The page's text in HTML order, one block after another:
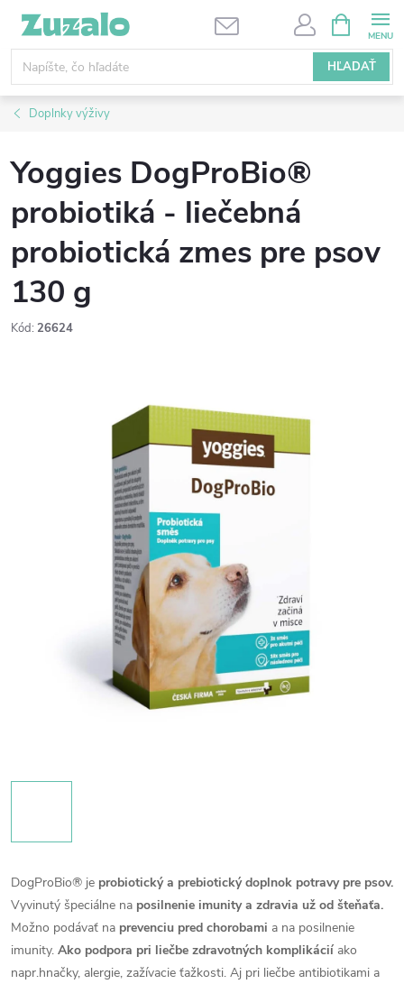
Prejsť
obsah
HĽADAŤ
KOŠÍK
Doplnky výživy
Yoggies DogProBio®
probiotiká - liečebná
probiotická zmes pre psov
130 g
Kód: 26624
DogProBio® je probiotický a prebiotický doplnok potravy pre psov.
Vyvinutý špeciálne na posilnenie imunity a zdravia už od šteňaťa.
Možno podávať na prevenciu pred chorobami a na posilnenie
imunity. Ako podpora pri liečbe zdravotných komplikácií ako
napr.hnačky, alergie, zažívacie ťažkosti. Aj pri liečbe antibiotikami a